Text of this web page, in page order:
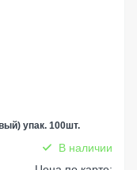
упак. 100шт.
В наличии